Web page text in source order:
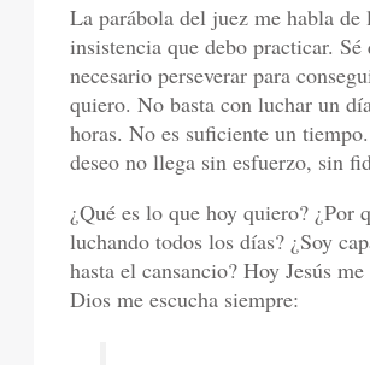
La parábola del juez me habla de
insistencia que debo practicar. Sé
necesario perseverar para
quiero. No basta con luchar un
horas. No es suficiente un
deseo no llega sin esfuerzo, sin
¿Qué es lo que hoy quiero? ¿Por
luchando todos los días? ¿Soy
hasta el cansancio? Hoy Jesús
Dios me escucha siempre: